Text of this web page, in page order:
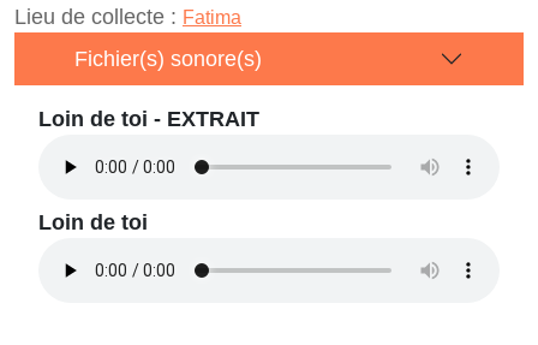
Lieu de collecte : Fatima
Fichier(s) sonore(s)
Loin de toi - EXTRAIT
Loin de toi